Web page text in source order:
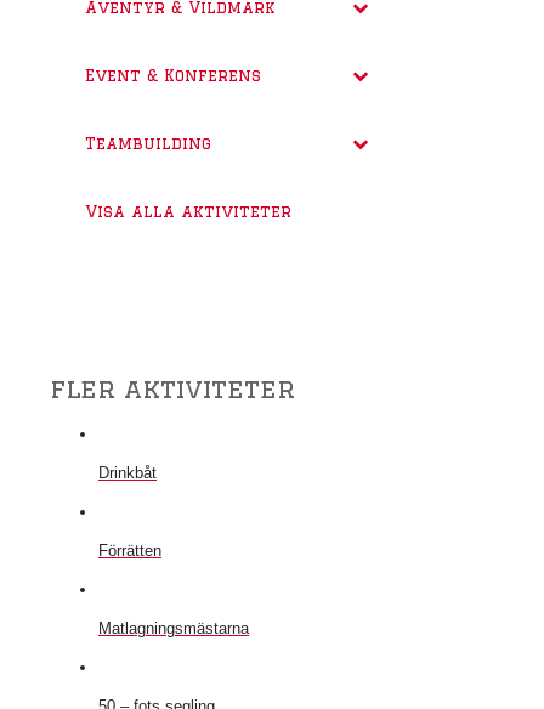
Äventyr & Vildmark
Event & Konferens
Teambuilding
Visa alla aktiviteter
fler aktiviteter
Drinkbåt
Förrätten
Matlagningsmästarna